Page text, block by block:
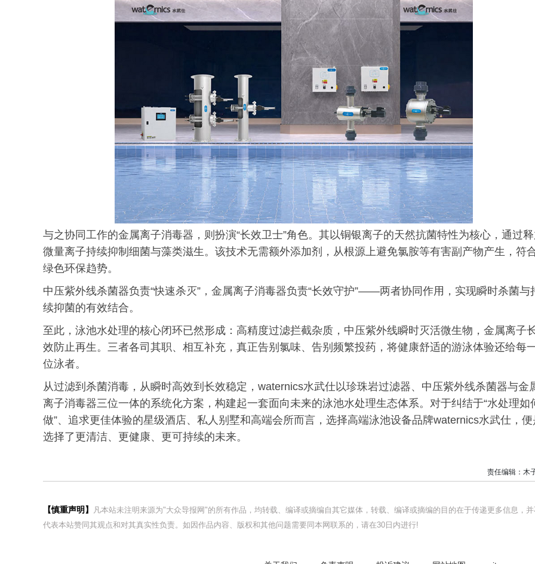
与之协同工作的金属离子消毒器，则扮演“长效卫士”角色。其以铜银离子的天然抗菌特性为核心，通过
微量离子持续抑制细菌与藻类滋生。该技术无需额外添加剂，从根源上避免氯胺等有害副产物产生，符
绿色环保趋势。
中压紫外线杀菌器负责“快速杀灭”，金属离子消毒器负责“长效守护”——两者协同作用，实现瞬时杀菌与
续抑菌的有效结合。
至此，泳池水处理的核心闭环已然形成：高精度过滤拦截杂质，中压紫外线瞬时灭活微生物，金属离子
效防止再生。三者各司其职、相互补充，真正告别氯味、告别频繁投药，将健康舒适的游泳体验还给每
位泳者。
从过滤到杀菌消毒，从瞬时高效到长效稳定，waternics水武仕以珍珠岩过滤器、中压紫外线杀菌器与金
离子消毒器三位一体的系统化方案，构建起一套面向未来的泳池水处理生态体系。对于纠结于“水处理如
做”、追求更佳体验的星级酒店、私人别墅和高端会所而言，选择高端泳池设备品牌waternics水武仕，便
选择了更清洁、更健康、更可持续的未来。
责任编辑：木
【慎重声明】
凡本站未注明来源为"大众导报网"的所有作品，均转载、编译或摘编自其它媒体，转载、编译或摘编的目的在于传递更多信息，并
代表本站赞同其观点和对其真实性负责。如因作品内容、版权和其他问题需要同本网联系的，请在30日内进行!